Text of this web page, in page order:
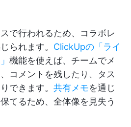
で行われるため、コラボレ
られます。 ClickUpの「ライ
機能を使えば、チームでメ
コメントを残したり、タス
できます。 共有メモを通じ
てるため、全体像を見失う